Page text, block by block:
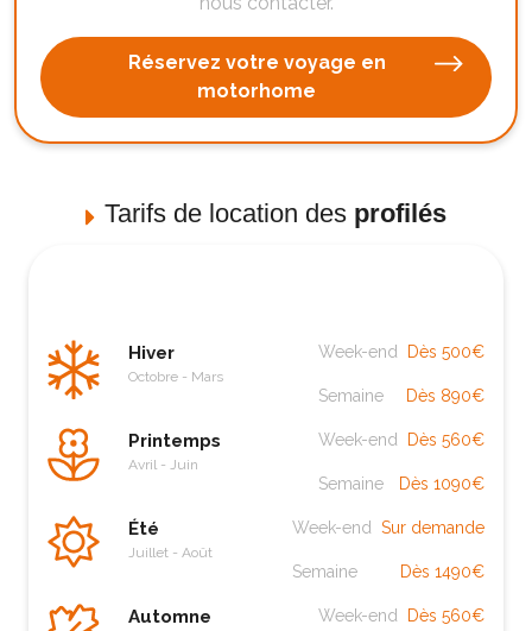
Réservez votre voyage en
motorhome
Tarifs de location des profilés
Hiver
Octobre - Mars
Week-end Dès 500€
Semaine Dès 890€
Printemps
Avril - Juin
Week-end Dès 560€
Semaine Dès 1090€
Été
Juillet - Août
Week-end Sur demande
Semaine Dès 1490€
Automne Week-end Dès 560€